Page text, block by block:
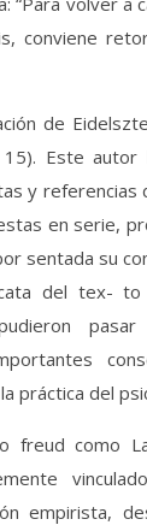
conviene
de
Este autor
y referencias
en serie,
sentada su
del tex- to
práctica del
freud como
empirista,